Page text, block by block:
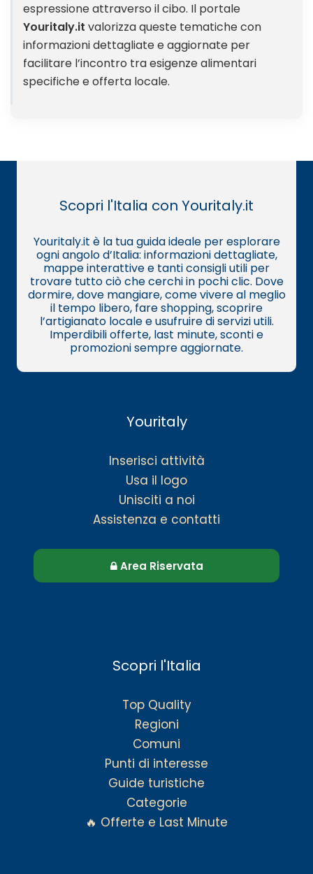
espressione attraverso il cibo. Il portale
Youritaly.it valorizza queste tematiche con
informazioni dettagliate e aggiornate per
facilitare l’incontro tra esigenze alimentari
specifiche e offerta locale.
Scopri l'Italia con Youritaly.it
Youritaly.it è la tua guida ideale per esplorare
ogni angolo d’Italia: informazioni dettagliate,
mappe interattive e tanti consigli utili per
trovare tutto ciò che cerchi in pochi clic. Dove
dormire, dove mangiare, come vivere al meglio
il tempo libero, fare shopping, scoprire
l’artigianato locale e usufruire di servizi utili.
Imperdibili offerte, last minute, sconti e
promozioni sempre aggiornate.
Youritaly
Inserisci attività
Usa il logo
Unisciti a noi
Assistenza e contatti
Area Riservata
Scopri l'Italia
Top Quality
Regioni
Comuni
Punti di interesse
Guide turistiche
Categorie
🔥 Offerte e Last Minute